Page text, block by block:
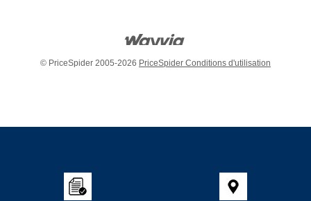
© PriceSpider 2005-2026 PriceSpider Conditions d'utilisation
added